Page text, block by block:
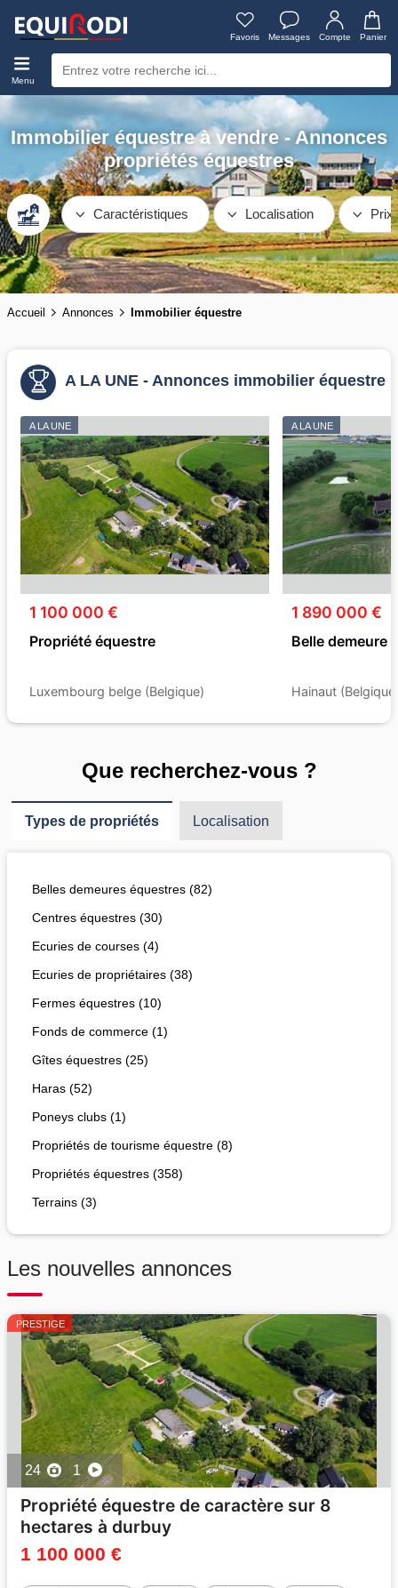
Favoris Messages Compte Panier
Menu
Immobilier équestre à vendre - Annonces
propriétés équestres
Caractéristiques Localisation Prix
Accueil Annonces Immobilier équestre
A LA UNE - Annonces immobilier équestre
A LA UNE
1 100 000 €
Propriété équestre
Luxembourg belge (Belgique)
A LA UNE
1 890 000 €
Belle demeure
Hainaut
Que recherchez-vous ?
Types de propriétés Localisation
Belles demeures équestres (82)
Centres équestres (30)
Ecuries de courses (4)
Ecuries de propriétaires (38)
Fermes équestres (10)
Fonds de commerce (1)
Gîtes équestres (25)
Haras (52)
Poneys clubs (1)
Propriétés de tourisme équestre (8)
Propriétés équestres (358)
Terrains (3)
Les nouvelles annonces
PRESTIGE
24 1
Propriété équestre de caractère sur 8
hectares à durbuy
1 100 000 €